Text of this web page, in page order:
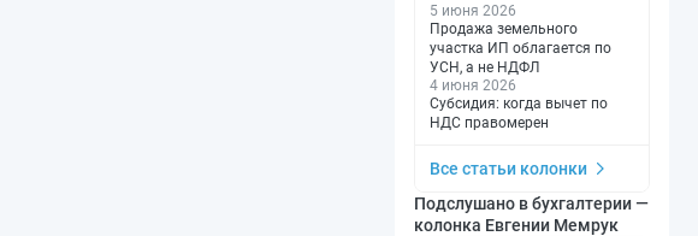
5 июня 2026
Продажа земельного
участка ИП облагается по
УСН, а не НДФЛ
4 июня 2026
Субсидия: когда вычет по
НДС правомерен
Все статьи колонки
Подслушано в бухгалтерии —
колонка Евгении Мемрук